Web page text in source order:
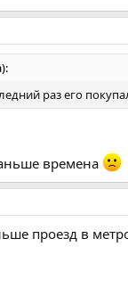
раз его
времена
проезд в